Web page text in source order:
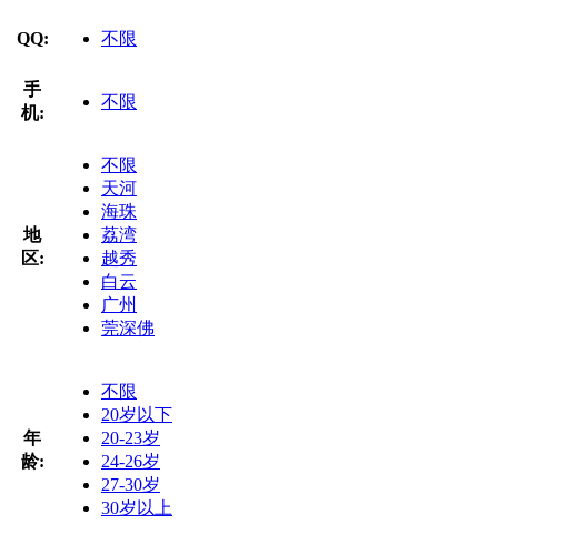
QQ: 不限
手
机:
不限
地
区:
不限
天河
海珠
荔湾
越秀
白云
广州
莞深佛
年
龄:
不限
20岁以下
20-23岁
24-26岁
27-30岁
30岁以上